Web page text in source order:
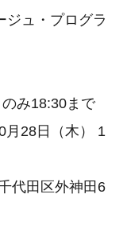
ジュ・プログラ
み18:30まで
28日（木） 1
代田区外神田6